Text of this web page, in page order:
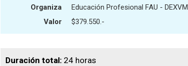
Organiza
Educación Profesional FAU - DEXVM
Valor
$379.550.-
Duración total: 24 horas